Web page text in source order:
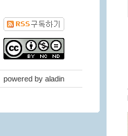
powered by aladin